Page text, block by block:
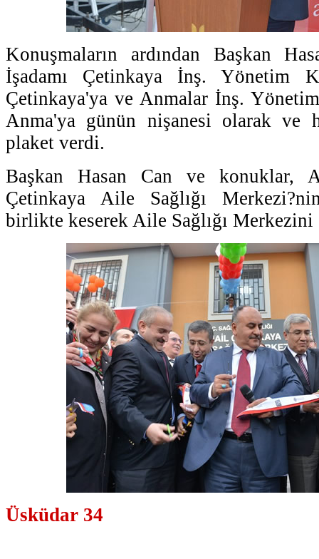
Konuşmaların ardından Başkan
İşadamı Çetinkaya İnş. Yönetim
Çetinkaya'ya ve Anmalar İnş.
Anma'ya günün nişanesi olarak ve
plaket verdi.
Başkan Hasan Can ve konuklar,
Çetinkaya Aile Sağlığı
birlikte keserek Aile Sağlığı Merkezini
Üsküdar 34